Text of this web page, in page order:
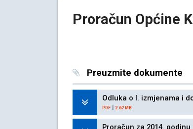
Proračun Općine
Preuzmite dokumente
Odluka o I. izmjenama i
PDF | 2.62 MB
Proračun za 2014. godinu